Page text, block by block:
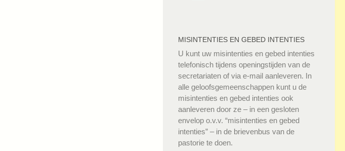
MISINTENTIES EN GEBED INTENTIES
U kunt uw misintenties en gebed intenties
telefonisch tijdens openingstijden van de
secretariaten of via e-mail aanleveren. In
alle geloofsgemeenschappen kunt u de
misintenties en gebed intenties ook
aanleveren door ze – in een gesloten
envelop o.v.v. “misintenties en gebed
intenties” – in de brievenbus van de
pastorie te doen.